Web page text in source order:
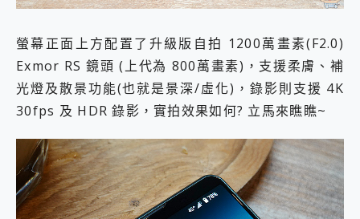
螢幕正面上方配置了升級版自拍 1200萬畫素(F2.0)
Exmor RS 鏡頭 (上代為 800萬畫素)，支援柔膚、補
光燈及散景功能(也就是景深/虛化)，錄影則支援 4K
30fps 及 HDR 錄影，實拍效果如何? 立馬來瞧瞧~